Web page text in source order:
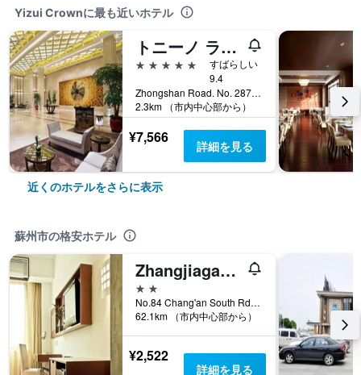
Yizui Crownに最も近いホテル
トニーノ ランボルギーニ ホテル シティ センター 昆山
5つ星
すばらしい
9.4
Zhongshan Road. No. 287, 蘇州市, 中国
2.3km （市内中心部から）
¥7,566 詳細を見る
近くのホテルをさらに表示
蘇州市の格安ホテル
Zhangjiagang Newstay Vogue Hotel
2つ星
No.84 Chang'an South Rd. Zhangjiagang Jiangsu China, 蘇州市, 中国
62.1km （市内中心部から）
¥2,522
詳細を見る